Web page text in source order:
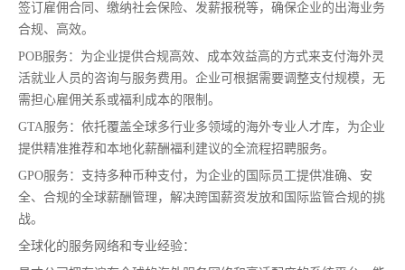
签订雇佣合同、缴纳社会保险、发薪报税等，确保企业的出海业务
合规、高效。
POB服务：为企业提供合规高效、成本效益高的方式来支付海外灵
活就业人员的咨询与服务费用。企业可根据需要调整支付规模，无
需担心雇佣关系或福利成本的限制。
GTA服务：依托覆盖全球多行业多领域的海外专业人才库，为企业
提供精准推荐和本地化薪酬福利建议的全流程招聘服务。
GPO服务：支持多种币种支付，为企业的国际员工提供准确、安
全、合规的全球薪酬管理，解决跨国薪资发放和国际监管合规的挑
战。
全球化的服务网络和专业经验：